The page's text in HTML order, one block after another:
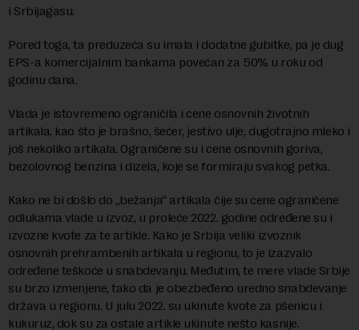
i Srbijagasu.
Pored toga, ta preduzeća su imala i dodatne gubitke, pa je dug
EPS-a komercijalnim bankama povećan za 50% u roku od
godinu dana.
Vlada je istovremeno ograničila i cene osnovnih životnih
artikala, kao što je brašno, šećer, jestivo ulje, dugotrajno mleko i
još nekoliko artikala. Ograničene su i cene osnovnih goriva,
bezolovnog benzina i dizela, koje se formiraju svakog petka.
Kako ne bi došlo do „bežanja“ artikala čije su cene ograničene
odlukama vlade u izvoz, u proleće 2022. godine određene su i
izvozne kvote za te artikle. Kako je Srbija veliki izvoznik
osnovnih prehrambenih artikala u regionu, to je izazvalo
određene teškoće u snabdevanju. Međutim, te mere vlade Srbije
su brzo izmenjene, tako da je obezbeđeno uredno snabdevanje
država u regionu. U julu 2022. su ukinute kvote za pšenicu i
kukuruz, dok su za ostale artikle ukinute nešto kasnije.